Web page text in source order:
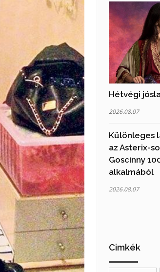
Hétvégi
2026.08.07
Különleges
az Asterix-
Goscinny
alkalmából
2026.08.07
Cimkék